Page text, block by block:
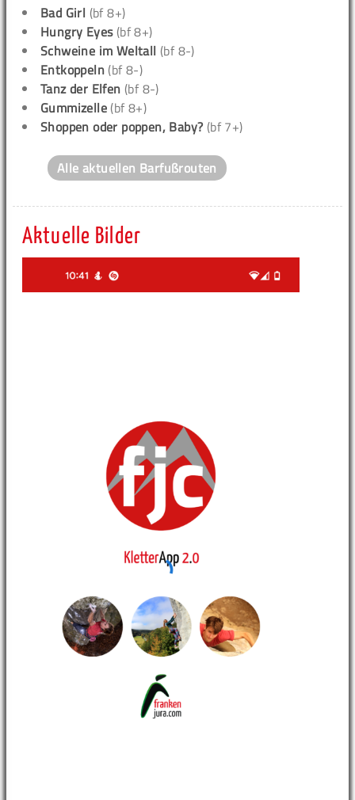
Bad Girl (bf 8+)
Hungry Eyes(bf 8+)
Schweine im Weltall (bf 8-)
Entkoppeln (bf 8-)
Tanz der Elfen (bf 8-)
Gummizelle (bf 8+)
Shoppen oder poppen, Baby? (bf 7+)
Alle aktuellen Barfußrouten
Aktuelle Bilder